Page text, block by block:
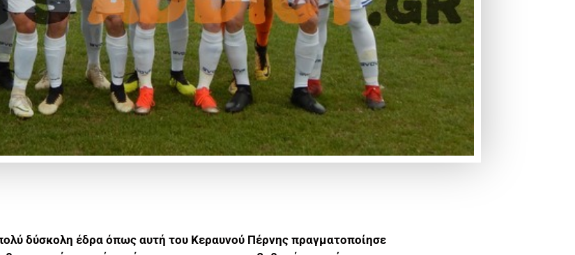
δύσκολη έδρα όπως αυτή του Κεραυνού Πέρνης πραγματοποίησε